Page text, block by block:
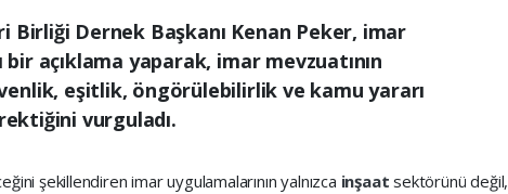
Dernek Başkanı Kenan Peker, imar
bir açıklama yaparak, imar mevzuatının
eşitlik, öngörülebilirlik ve kamu yararı
vurguladı.
şekillendiren imar uygulamalarının yalnızca inşaatsektörünü değil,